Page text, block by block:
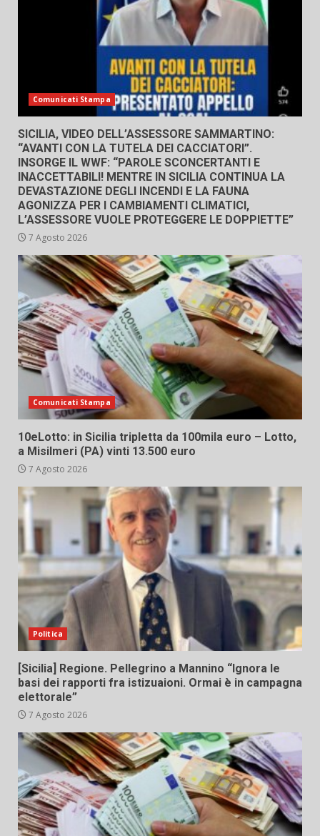
Comunicati Stampa
SICILIA, VIDEO DELL’ASSESSORE SAMMARTINO:
“AVANTI CON LA TUTELA DEI CACCIATORI”.
INSORGE IL WWF: “PAROLE SCONCERTANTI E
INACCETTABILI! MENTRE IN SICILIA CONTINUA LA
DEVASTAZIONE DEGLI INCENDI E LA FAUNA
AGONIZZA PER I CAMBIAMENTI CLIMATICI,
L’ASSESSORE VUOLE PROTEGGERE LE DOPPIETTE”
7 Agosto 2026
Comunicati Stampa
10eLotto: in Sicilia tripletta da 100mila euro – Lotto,
a Misilmeri (PA) vinti 13.500 euro
7 Agosto 2026
Politica
[Sicilia] Regione. Pellegrino a Mannino “Ignora le
basi dei rapporti fra istizuaioni. Ormai è in campagna
elettorale”
7 Agosto 2026